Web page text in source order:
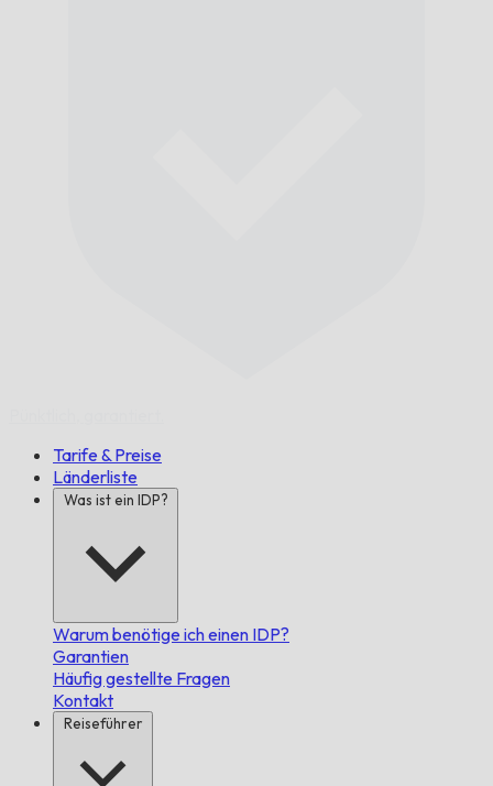
Tarife & Preise
Länderliste
Was ist ein IDP?
Warum benötige ich einen IDP?
Garantien
Häufig gestellte Fragen
Kontakt
Reiseführer